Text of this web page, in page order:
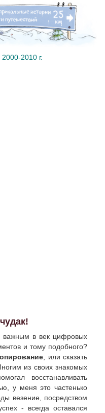
2010 г.
в век цифровых
и тому подобного?
, или сказать
из своих знакомых
восстанавливать
у меня это частенько
везение, посредством
- всегда оставался